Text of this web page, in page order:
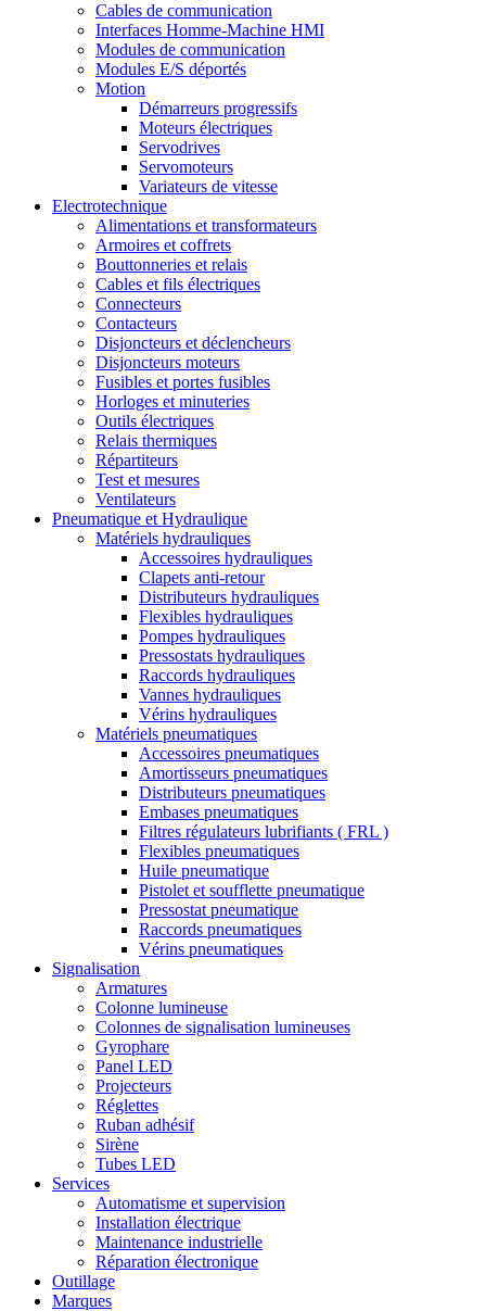
Cables de communication
Interfaces Homme-Machine HMI
Modules de communication
Modules E/S déportés
Motion
Démarreurs progressifs
Moteurs électriques
Servodrives
Servomoteurs
Variateurs de vitesse
Electrotechnique
Alimentations et transformateurs
Armoires et coffrets
Bouttonneries et relais
Cables et fils électriques
Connecteurs
Contacteurs
Disjoncteurs et déclencheurs
Disjoncteurs moteurs
Fusibles et portes fusibles
Horloges et minuteries
Outils électriques
Relais thermiques
Répartiteurs
Test et mesures
Ventilateurs
Pneumatique et Hydraulique
Matériels hydrauliques
Accessoires hydrauliques
Clapets anti-retour
Distributeurs hydrauliques
Flexibles hydrauliques
Pompes hydrauliques
Pressostats hydrauliques
Raccords hydrauliques
Vannes hydrauliques
Vérins hydrauliques
Matériels pneumatiques
Accessoires pneumatiques
Amortisseurs pneumatiques
Distributeurs pneumatiques
Embases pneumatiques
Filtres régulateurs lubrifiants ( FRL )
Flexibles pneumatiques
Huile pneumatique
Pistolet et soufflette pneumatique
Pressostat pneumatique
Raccords pneumatiques
Vérins pneumatiques
Signalisation
Armatures
Colonne lumineuse
Colonnes de signalisation lumineuses
Gyrophare
Panel LED
Projecteurs
Réglettes
Ruban adhésif
Sirène
Tubes LED
Services
Automatisme et supervision
Installation électrique
Maintenance industrielle
Réparation électronique
Outillage
Marques